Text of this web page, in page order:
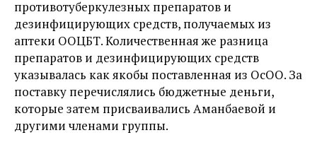
противотуберкулезных препаратов и
дезинфицирующих средств, получаемых из
аптеки ООЦБТ. Количественная же разница
препаратов и дезинфицирующих средств
указывалась как якобы поставленная из ОсОО. За
поставку перечислялись бюджетные деньги,
которые затем присваивались Аманбаевой и
другими членами группы.